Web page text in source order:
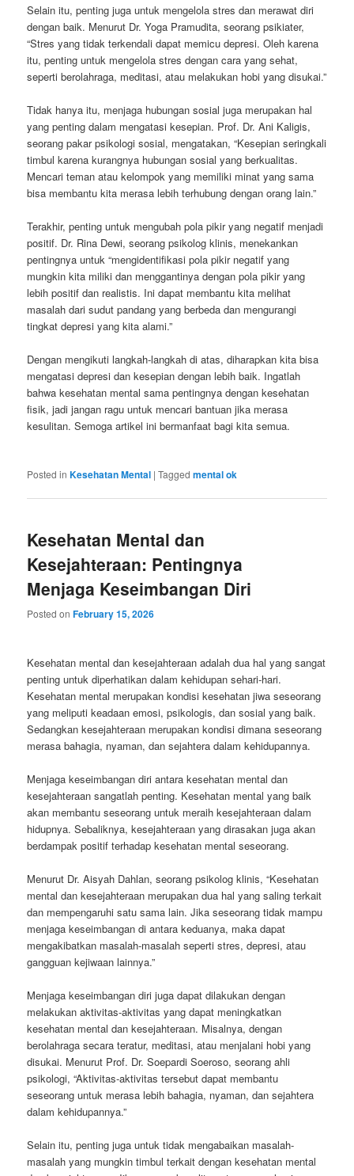
Selain itu, penting juga untuk mengelola stres dan merawat diri
dengan baik. Menurut Dr. Yoga Pramudita, seorang psikiater,
“Stres yang tidak terkendali dapat memicu depresi. Oleh karena
itu, penting untuk mengelola stres dengan cara yang sehat,
seperti berolahraga, meditasi, atau melakukan hobi yang disukai.”
Tidak hanya itu, menjaga hubungan sosial juga merupakan hal
yang penting dalam mengatasi kesepian. Prof. Dr. Ani Kaligis,
seorang pakar psikologi sosial, mengatakan, “Kesepian seringkali
timbul karena kurangnya hubungan sosial yang berkualitas.
Mencari teman atau kelompok yang memiliki minat yang sama
bisa membantu kita merasa lebih terhubung dengan orang lain.”
Terakhir, penting untuk mengubah pola pikir yang negatif menjadi
positif. Dr. Rina Dewi, seorang psikolog klinis, menekankan
pentingnya untuk “mengidentifikasi pola pikir negatif yang
mungkin kita miliki dan menggantinya dengan pola pikir yang
lebih positif dan realistis. Ini dapat membantu kita melihat
masalah dari sudut pandang yang berbeda dan mengurangi
tingkat depresi yang kita alami.”
Dengan mengikuti langkah-langkah di atas, diharapkan kita bisa
mengatasi depresi dan kesepian dengan lebih baik. Ingatlah
bahwa kesehatan mental sama pentingnya dengan kesehatan
fisik, jadi jangan ragu untuk mencari bantuan jika merasa
kesulitan. Semoga artikel ini bermanfaat bagi kita semua.
Posted in Kesehatan Mental |Tagged mental ok
Kesehatan Mental dan
Kesejahteraan: Pentingnya
Menjaga Keseimbangan Diri
Posted onFebruary 15, 2026
Kesehatan mental dan kesejahteraan adalah dua hal yang sangat
penting untuk diperhatikan dalam kehidupan sehari-hari.
Kesehatan mental merupakan kondisi kesehatan jiwa seseorang
yang meliputi keadaan emosi, psikologis, dan sosial yang baik.
Sedangkan kesejahteraan merupakan kondisi dimana seseorang
merasa bahagia, nyaman, dan sejahtera dalam kehidupannya.
Menjaga keseimbangan diri antara kesehatan mental dan
kesejahteraan sangatlah penting. Kesehatan mental yang baik
akan membantu seseorang untuk meraih kesejahteraan dalam
hidupnya. Sebaliknya, kesejahteraan yang dirasakan juga akan
berdampak positif terhadap kesehatan mental seseorang.
Menurut Dr. Aisyah Dahlan, seorang psikolog klinis, “Kesehatan
mental dan kesejahteraan merupakan dua hal yang saling terkait
dan mempengaruhi satu sama lain. Jika seseorang tidak mampu
menjaga keseimbangan di antara keduanya, maka dapat
mengakibatkan masalah-masalah seperti stres, depresi, atau
gangguan kejiwaan lainnya.”
Menjaga keseimbangan diri juga dapat dilakukan dengan
melakukan aktivitas-aktivitas yang dapat meningkatkan
kesehatan mental dan kesejahteraan. Misalnya, dengan
berolahraga secara teratur, meditasi, atau menjalani hobi yang
disukai. Menurut Prof. Dr. Soepardi Soeroso, seorang ahli
psikologi, “Aktivitas-aktivitas tersebut dapat membantu
seseorang untuk merasa lebih bahagia, nyaman, dan sejahtera
dalam kehidupannya.”
Selain itu, penting juga untuk tidak mengabaikan masalah-
masalah yang mungkin timbul terkait dengan kesehatan mental